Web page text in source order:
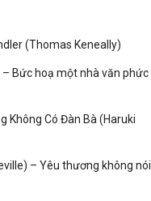
(Thomas Keneally)
Bức hoạ một nhà văn phức
Không Có Đàn Bà (Haruki
– Yêu thương không nói